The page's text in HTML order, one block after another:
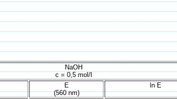
NaOH
c = 0,5 mol/l
E
(560 nm)
ln E